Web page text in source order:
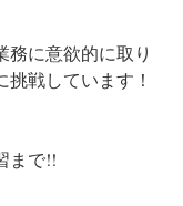
に意欲的に取り
戦しています！
まで!!